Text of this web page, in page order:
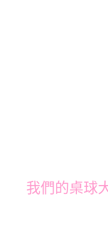
我們的桌球